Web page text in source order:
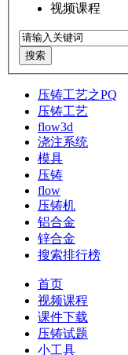
视频课程
搜索
压铸工艺之PQ
压铸工艺
flow3d
浇注系统
模具
压铸
flow
压铸机
铝合金
锌合金
搜索排行榜
首页
视频课程
课件下载
压铸试题
小工具